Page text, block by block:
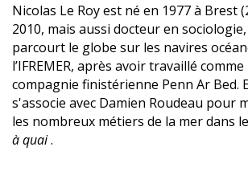
Nicolas Le Roy est né en 1977 à Brest
2010, mais aussi docteur en
parcourt le globe sur les navires
l’IFREMER, après avoir travaillé
compagnie finistérienne Penn Ar Bed.
s'associe avec Damien Roudeau pour
les nombreux métiers de la mer dans
à quai.